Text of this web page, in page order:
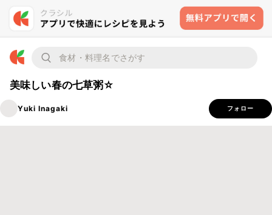
美味しい春の七草粥☆
Yuki Inagaki フォロー